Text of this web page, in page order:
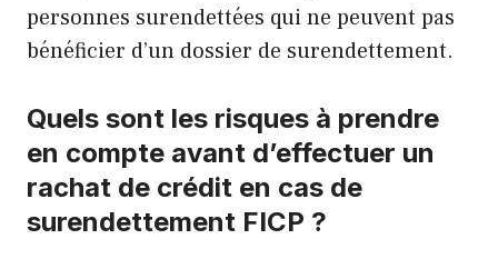
personnes surendettées qui ne peuvent pas
bénéficier d’un dossier de surendettement.
Quels sont les risques à prendre
en compte avant d’effectuer un
rachat de crédit en cas de
surendettement FICP ?